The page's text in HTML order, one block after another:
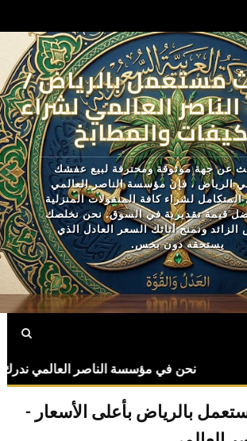
مستعمل بالرياض /
العالمي لشراء
والمطابخ
عن جهة موثوقة ومحترفة لبيع عفشك
الرياض ، فإن مؤسسة الناصر العالمي
لشراء كافة المنقولات المنزلية
قيمة تقديرية في السوق. نحن نخلصك
ونمنح أثاثك السعر العادل الذي
يستحقه دون بخس.
بالرياض بأعلى الأسعار -